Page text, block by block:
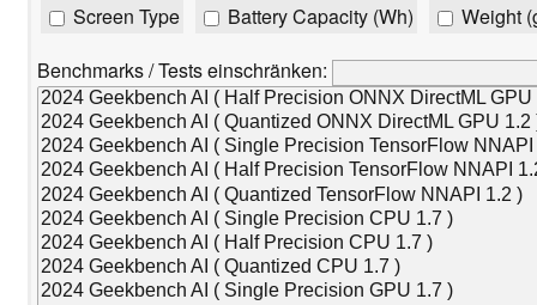
Screen Type
Battery Capacity (Wh)
Weight
Benchmarks / Tests einschränken: